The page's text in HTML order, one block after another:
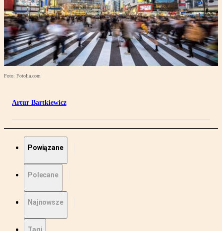
Foto: Fotolia.com
Artur Bartkiewicz
Powiązane
Polecane
Najnowsze